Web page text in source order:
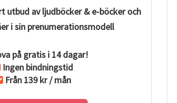
utbud av ljudböcker & e-böcker och
i sin prenumerationsmodell
på gratis i 14 dagar!
Ingen bindningstid
Från 139 kr / mån